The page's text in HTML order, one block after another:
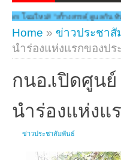
รรคฺ์ ดูแลกัน ทันเหตุการณ์" ***ประช
Home » ข่าวประชาสั
นำร่องแห่งแรกของปร
กนอ.เปิดศูนย์
นำร่องแห่งแ
ข่าวประชาสัมพันธ์